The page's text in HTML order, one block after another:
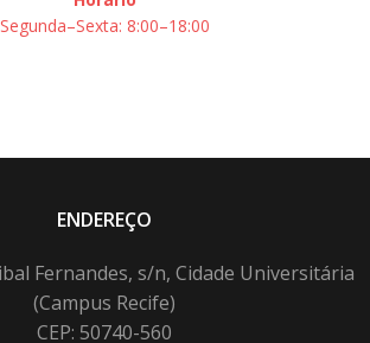
Segunda–Sexta: 8:00–18:00
ENDEREÇO
Fernandes, s/n, Cidade Universitária
(Campus Recife)
CEP: 50740-560